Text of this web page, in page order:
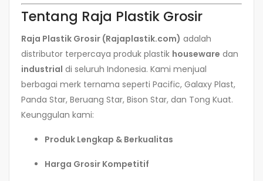
Tentang Raja Plastik Grosir
Raja Plastik Grosir (Rajaplastik.com) adalah
distributor terpercaya produk plastik houseware dan
industrial di seluruh Indonesia. Kami menjual
berbagai merk ternama seperti Pacific, Galaxy Plast,
Panda Star, Beruang Star, Bison Star, dan Tong Kuat.
Keunggulan kami:
Produk Lengkap & Berkualitas
Harga Grosir Kompetitif